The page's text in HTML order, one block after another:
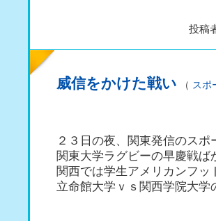
投稿
威信をかけた戦い （ スポ
２３日の夜、関東発信のスポ
関東大学ラグビーの早慶戦
関西では学生アメリカンフッ
立命館大学ｖｓ関西学院大学